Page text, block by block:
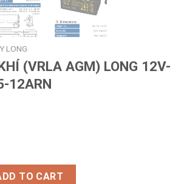
LONG
(VRLA AGM) LONG 12V-
12ARN
AGM) LONG 12V-65Ah, WPL65-12ARN
TO CART